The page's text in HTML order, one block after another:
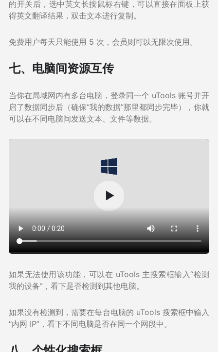
的开关后，选中英文长按鼠标右键，可以直接在面板上获
得英文翻译结果，双击文本进行复制。
免费用户每天只能使用 5 次，会员则可以无限次使用。
七、电脑间资源互传
当你在局域网内有多台电脑，登录同一个 uTools 账号并开
启了数据同步后（确保“我的数据”那里都同步完毕），你就
可以在不同电脑间发送文本、文件等数据。
如果无法使用该功能，可以在 uTools 主搜索框输入“检测
我的设备”，看下是否检测到其他电脑。
如果没有检测到，需要在每台电脑的 uTools 搜索框中输入
“内网 IP”，看下不同电脑是否在同一个网段中。